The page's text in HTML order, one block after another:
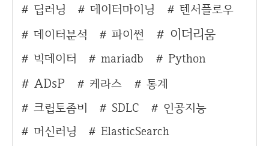
딥러닝
데이터마이닝
텐서플로우
데이터분석
파이썬 이더리움
빅데이터 mariadb Python
ADsP 케라스
통계
크립토좀비
SDLC
인공지능
머신러닝
ElasticSearch